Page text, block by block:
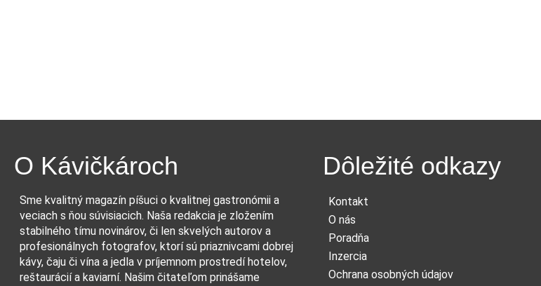
O Kávičkároch
Sme kvalitný magazín píšuci o kvalitnej gastronómii a
veciach s ňou súvisiacich. Naša redakcia je zložením
stabilného tímu novinárov, či len skvelých autorov a
profesionálnych fotografov, ktorí sú priaznivcami dobrej
kávy, čaju či vína a jedla v príjemnom prostredí hotelov,
reštaurácií a kaviarní. Našim čitateľom prinášame
Dôležité odkazy
Kontakt
O nás
Poradňa
Inzercia
Ochrana osobných údajov